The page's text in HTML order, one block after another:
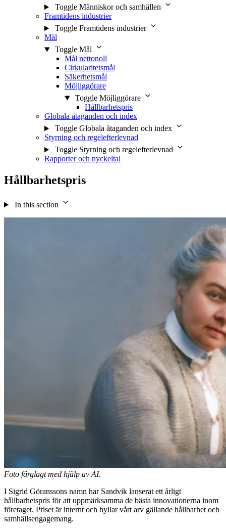
Toggle Människor och samhällen
Framtidens industrier
Toggle Framtidens industrier
Mål
Toggle Mål
Mål nettonoll
Cirkularitetsmål
Säkerhetsmål
Möjliggörare
Toggle Möjliggörare
Hållbarhetspris
Globala åtaganden och index
Toggle Globala åtaganden och index
Styrning och regelefterlevnad
Toggle Styrning och regelefterlevnad
Rapporter och nyckeltal
Hållbarhetspris
In this section
Foto färglagt med hjälp av AI.
I Sigrid Göranssons namn har Sandvik lanserat ett årligt
hållbarhetspris för att uppmärksamma de bästa innovationerna inom
företaget. Priset är internt och hyllar vårt arv gällande hållbarhet och
samhällsengagemang.